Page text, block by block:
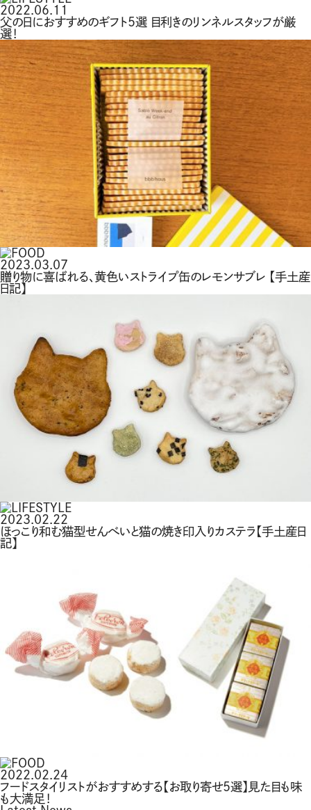
2022.06.11
父の日におすすめのギフト5選 目利きのリンネルスタッフが厳
選！
2023.03.07
贈り物に喜ばれる、黄色いストライプ缶のレモンサブレ 【手土産
日記】
2023.02.22
ほっこり和む猫型せんべいと猫の焼き印入りカステラ【手土産日
記】
2022.02.24
フードスタイリストがおすすめする【お取り寄せ5選】見た目も味
も大満足！